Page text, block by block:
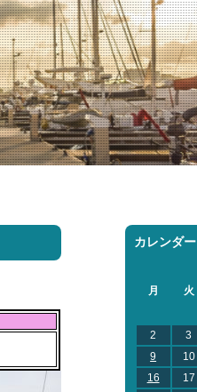
カレンダー
月
火
2
3
9
10
16
17